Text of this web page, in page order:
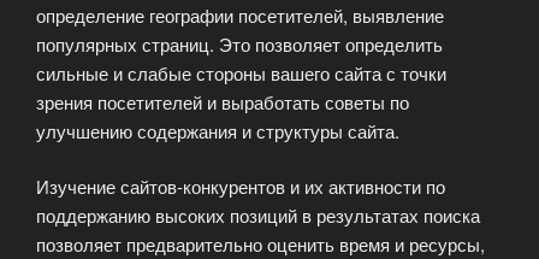
определение географии посетителей, выявление
популярных страниц. Это позволяет определить
сильные и слабые стороны вашего сайта с точки
зрения посетителей и выработать советы по
улучшению содержания и структуры сайта.
Изучение сайтов-конкурентов и их активности по
поддержанию высоких позиций в результатах поиска
позволяет предварительно оценить время и ресурсы,